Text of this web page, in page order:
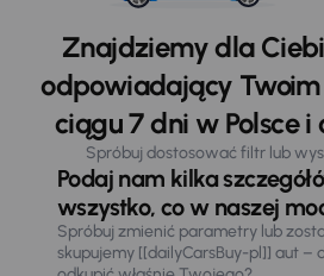
Znajdziemy dla
odpowiadający
ciągu 7 dni w Polsce i
Spróbuj dostosować filtr lub
Podaj nam kilka
wszystko, co w naszej
Spróbuj zmienić parametry lub
skupujemy [[dailyCarsBuy-pl]] aut –